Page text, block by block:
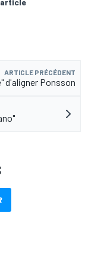
ARTICLE PRÉCÉDENT
d'aligner Ponsson